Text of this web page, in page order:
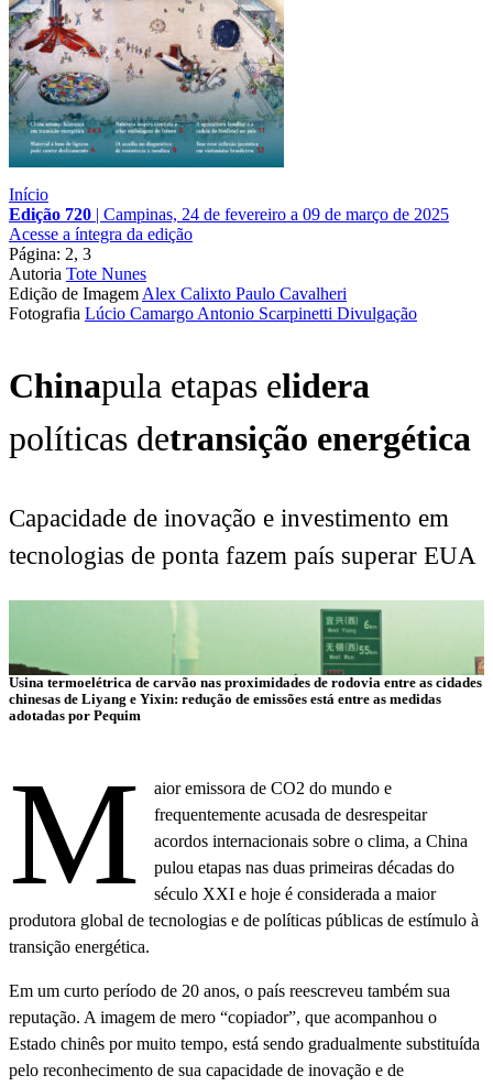
Início
Edição 720 | Campinas, 24 de fevereiro a 09 de março de 2025
Acesse a íntegra da edição
Página: 2, 3
Autoria Tote Nunes
Edição de Imagem Alex Calixto Paulo Cavalheri
Fotografia Lúcio Camargo Antonio Scarpinetti Divulgação
Chinapula etapas elidera
políticas detransição energética
Capacidade de inovação e investimento em
tecnologias de ponta fazem país superar EUA
Usina termoelétrica de carvão nas proximidades de rodovia entre as cidades
chinesas de Liyang e Yixin: redução de emissões está entre as medidas
adotadas por Pequim
M
aior emissora de CO2 do mundo e
frequentemente acusada de desrespeitar
acordos internacionais sobre o clima, a China
pulou etapas nas duas primeiras décadas do
século XXI e hoje é considerada a maior
produtora global de tecnologias e de políticas públicas de estímulo à
transição energética.
Em um curto período de 20 anos, o país reescreveu também sua
reputação. A imagem de mero “copiador”, que acompanhou o
Estado chinês por muito tempo, está sendo gradualmente substituída
pelo reconhecimento de sua capacidade de inovação e de